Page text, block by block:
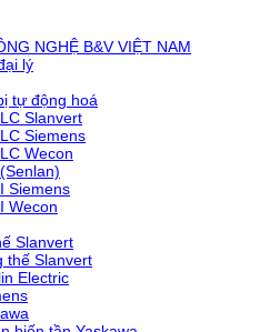
NGHỆ B&V VIỆT NAM
lý
tự động hoá
Slanvert
Siemens
Wecon
Siemens
Wecon
Slanvert
thế Slanvert
Electric